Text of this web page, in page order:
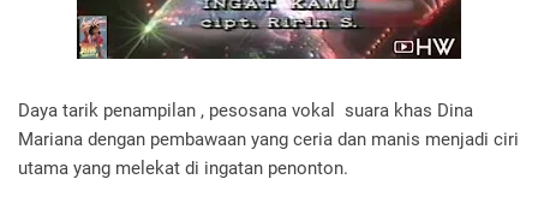
Daya tarik penampilan , pesosana vokal suara khas Dina
Mariana dengan pembawaan yang ceria dan manis menjadi ciri
utama yang melekat di ingatan penonton.